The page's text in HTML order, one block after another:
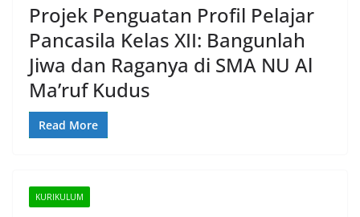
Projek Penguatan Profil Pelajar
Pancasila Kelas XII: Bangunlah
Jiwa dan Raganya di SMA NU Al
Ma’ruf Kudus
Read More
KURIKULUM